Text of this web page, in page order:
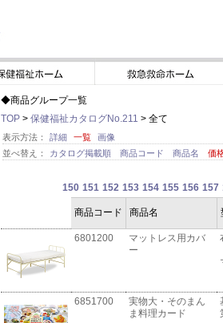
◆商品グループ一覧
TOP > 保健福祉カタログNo.211 > 全て
表示方法： 詳細 一覧
画像
並べ替え：
カタログ掲載順 商品コード 商品名 価
150 151 152 153 154 155 156 157
商品コード 商品名
6801200
マットレス用カバ
ー
6851700
実物大・そのまん
ま料理カード